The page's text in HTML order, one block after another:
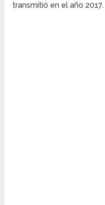
transmitió en el año 2017.